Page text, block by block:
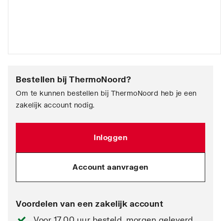
Bestellen bij ThermoNoord?
Om te kunnen bestellen bij ThermoNoord heb je een
zakelijk account nodig.
Inloggen
Account aanvragen
Voordelen van een zakelijk account
Voor 17.00 uur besteld, morgen geleverd